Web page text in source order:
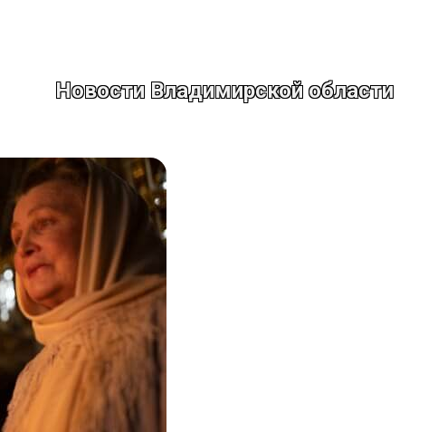
Новости Владимирской области